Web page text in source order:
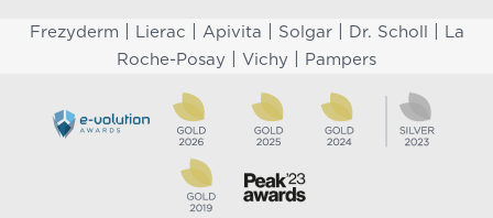
Frezyderm Lierac Apivita Solgar| Dr. Scholl
La
Roche-Posay
Vichy Pampers